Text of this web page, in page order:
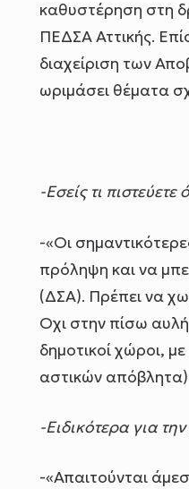
καθυστέρηση στη
ΠΕΔΣΑ Αττικής.
διαχείριση των
ωριμάσει θέματα
-Εσείς τι πιστεύετε
-«Οι
πρόληψη και να
(ΔΣΑ). Πρέπει να
Οχι στην πίσω
δημοτικοί χώροι,
αστικών
-Ειδικότερα για
-«Απαιτούνται